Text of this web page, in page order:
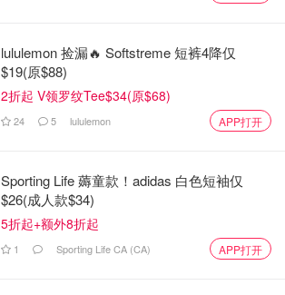
11:00am - 9:00pm (Mon
卖送餐
Winnipeg店外卖
10167 109 St. NW,
11:00am - 10:00pm
点击订餐- 外
卖送餐
Edmonton店外
130-8100 Ackroyd Rd
Richmond BC V6X 3K2
卖送餐
lululemon 捡漏🔥 Softstreme 短裤4降仅
$19(原$88)
2折起 V领罗纹Tee$34(原$68)
24 5 lululemon APP打开
Sporting Life 薅童款！adidas 白色短袖仅
$26(成人款$34)
5折起+额外8折起
1 Sporting Life CA (CA) APP打开